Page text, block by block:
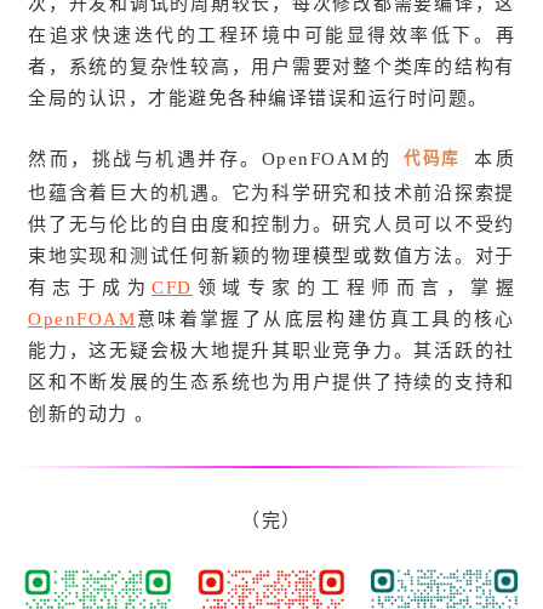
在追求快速迭代的工程环境中可能显得效率低下。再
者，系统的复杂性较高，用户需要对整个类库的结构有
全局的认识，才能避免各种编译错误和运行时问题。
然而，挑战与机遇并存。OpenFOAM的 代码库
本质
也蕴含着巨大的机遇。它为科学研究和技术前沿探索提
供了无与伦比的自由度和控制力。研究人员可以不受约
束地实现和测试任何新颖的物理模型或数值方法。对于
有志于成为CFD 领域专家的工程师而言，掌握
OpenFOAM意味着掌握了从底层构建仿真工具的核心
能力，这无疑会极大地提升其职业竞争力。其活跃的社
区和不断发展的生态系统也为用户提供了持续的支持和
创新的动力 。
（完）